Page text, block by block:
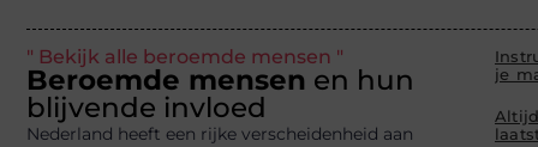
" Bekijk alle beroemde mensen "
Beroemde mensen en hun
blijvende invloed
Nederland heeft een rijke verscheidenheid aan
je